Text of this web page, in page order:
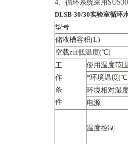
4、循环系统采用
DLSB-30/30实验室循环
型号
储液槽容积(L)
空载zui低温度(℃)
工
作
条
件
使用温度范
*环境温度
环境相对湿
电源
温度控制